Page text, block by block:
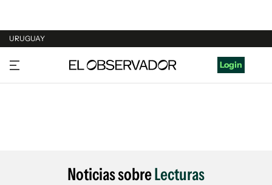
URUGUAY
URUGUAY
ARGENTINA
Login
Noticias sobreLecturas